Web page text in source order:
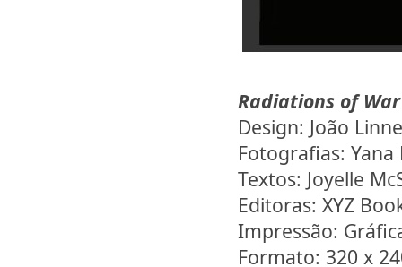
Radiations of War
Design: João
Fotografias:
Textos: Joyelle
Editoras: XYZ
Impressão:
Formato: 320 x